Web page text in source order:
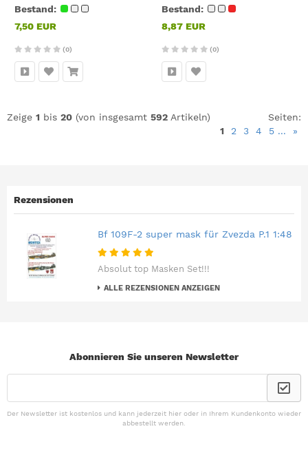
Bestand:
7,50 EUR
(0)
Bestand:
8,87 EUR
(0)
Zeige 1 bis 20 (von insgesamt 592 Artikeln)
Seiten:
1
2 3 4 5 ... »
Rezensionen
Bf 109F-2 super mask für Zvezda P.1 1:48
Absolut top Masken Set!!!
ALLE REZENSIONEN ANZEIGEN
Abonnieren Sie unseren Newsletter
Der Newsletter ist kostenlos und kann jederzeit hier oder in Ihrem Kundenkonto wieder
abbestellt werden.